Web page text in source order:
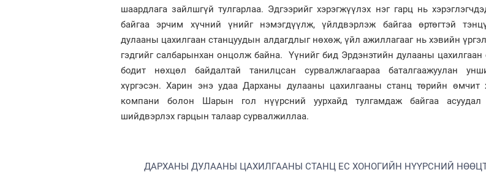
шаардлага зайлшгүй тулгарлаа. Эдгээрийг хэрэгжүүлэх нэг гарц нь
байгаа эрчим хүчний үнийг нэмэгдүүлж, үйлдвэрлэж байгаа өртөгтэй
дулааны цахилгаан станцуудын алдагдлыг нөхөж, үйл ажиллагааг нь хэвийн
гэдгийг салбарынхан онцолж байна. Үүнийг бид Эрдэнэтийн дулааны цахилгаан
бодит нөхцөл байдалтай танилцсан сурвалжлагаараа баталгаажуулан
хүргэсэн. Харин энэ удаа Дарханы дулааны цахилгааны станц төрийн өмчит
компани болон Шарын гол нүүрсний уурхайд тулгамдаж байгаа асуудал
шийдвэрлэх гарцын талаар сурвалжиллаа.
ДАРХАНЫ ДУЛААНЫ ЦАХИЛГААНЫ СТАНЦ ЕС ХОНОГИЙН НҮҮРСНИЙ